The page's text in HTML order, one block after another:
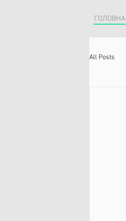
ГОЛОВНА
All Posts